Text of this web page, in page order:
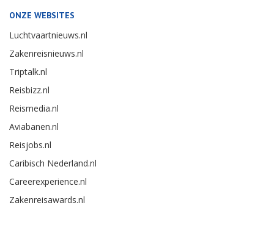
ONZE WEBSITES
Luchtvaartnieuws.nl
Zakenreisnieuws.nl
Triptalk.nl
Reisbizz.nl
Reismedia.nl
Aviabanen.nl
Reisjobs.nl
Caribisch Nederland.nl
Careerexperience.nl
Zakenreisawards.nl